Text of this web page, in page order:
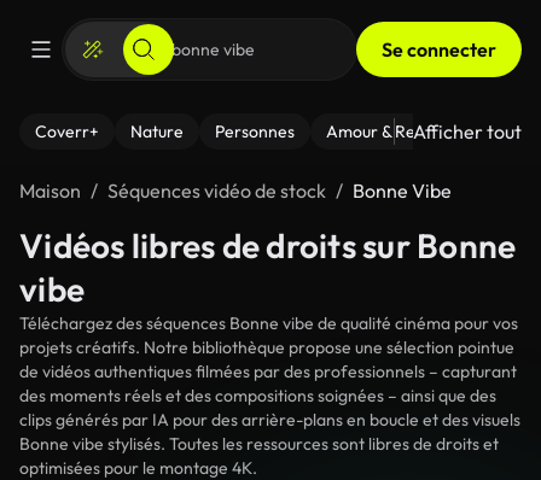
Se connecter
Coverr+ Nature Personnes Amour & Relations Le
Afficher tout
Maison Séquences vidéo de stock Bonne Vibe
Vidéos libres de droits sur Bonne
vibe
Téléchargez des séquences Bonne vibe de qualité cinéma pour vos
projets créatifs. Notre bibliothèque propose une sélection pointue
de vidéos authentiques filmées par des professionnels – capturant
des moments réels et des compositions soignées – ainsi que des
clips générés par IA pour des arrière-plans en boucle et des visuels
Bonne vibe stylisés. Toutes les ressources sont libres de droits et
optimisées pour le montage 4K.